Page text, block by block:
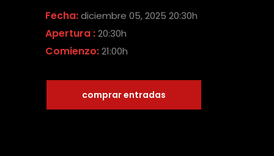
Fecha:diciembre 05, 2025 20:30h
Apertura :20:30h
Comienzo:21:00h
comprar entradas